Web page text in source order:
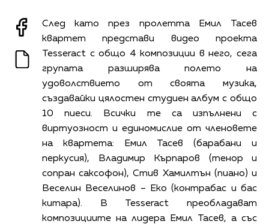
След като през пролетта Емил Тасев
квартет представи видео проекта
Tesseract с общо 4 композиции в него, сега
групата разширява полето на
удоволствието от своята музика,
създавайки цялостен студиен албум с общо
10 пиеси. Всички те са изпълнени с
виртуозност и единомислие от членовете
на квартета: Емил Тасев (барабани и
перкусия), Владимир Кърпаров (тенор и
сопран саксофон), Стив Хамилтън (пиано) и
Веселин Веселинов – Еко (контрабас и бас
китара). В Tesseract преобладават
композициите на лидера Емил Тасев, а със